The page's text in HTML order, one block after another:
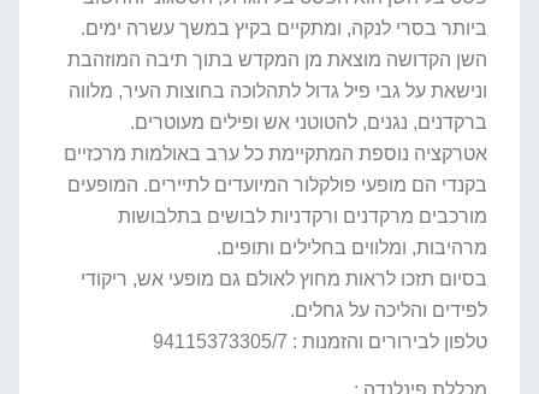
ביותר בסרי לנקה, ומתקיים בקיץ במשך עשרה ימים.
השן הקדושה מוצאת מן המקדש בתוך תיבה המוזהבת
ונישאת על גבי פיל גדול לתהלוכה בחוצות העיר, מלווה
ברקדנים, נגנים, להטוטני אש ופילים מעוטרים.
אטרקציה נוספת המתקיימת כל ערב באולמות מרכזיים
בקנדי הם מופעי פולקלור המיועדים לתיירים. המופעים
מורכבים מרקדנים ורקדניות לבושים בתלבושות
מרהיבות, ומלווים בחלילים ותופים.
בסיום תזכו לראות מחוץ לאולם גם מופעי אש, ריקודי
לפידים והליכה על גחלים.
טלפון לבירורים והזמנות : 94115373305/7
מכללת פינלנדה :